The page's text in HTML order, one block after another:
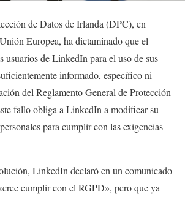
de Datos de Irlanda (DPC), en
Europea, ha dictaminado que el
usuarios de LinkedIn para el uso de sus
informado, específico ni
del Reglamento General de Protección
fallo obliga a LinkedIn a modificar su
para cumplir con las exigencias
LinkedIn declaró en un comunicado
cumplir con el RGPD», pero que ya